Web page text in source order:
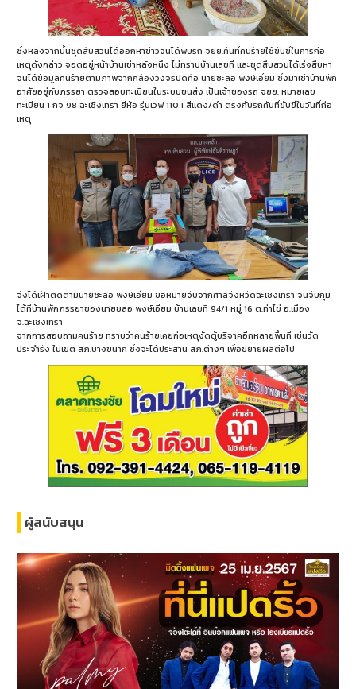
ซึ่งหลังจากนั้นชุดสืบสวนได้ออกหาข่าวจนได้พบรถ จยย.คันที่คนร้ายใช้ขับขี่ในการก่อ
เหตุดังกล่าว จอดอยู่หน้าบ้านเช่าหลังหนึ่ง ไม่ทราบบ้านเลขที่ และชุดสืบสวนได้เร่งสืบหา
จนได้ข้อมูลคนร้ายตามภาพจากกล้องวงจรปิดคือ นายชะลอ พงษ์เอี่ยม ซึ่งมาเช่าบ้านพัก
อาศัยอยู่กับภรรยา ตรวจสอบทะเบียนในระบบขนส่ง เป็นเจ้าของรถ จยย. หมายเลข
ทะเบียน 1 กจ 98 ฉะเชิงเทรา ยี่ห้อ รุ่นเวฟ 110 I สีแดง/ดำ ตรงกับรถคันที่ขับขี่ในวันที่ก่อ
เหตุ
จึงได้เฝ้าติดตามนายชะลอ พงษ์เอี่ยม ขอหมายจับจากศาลจังหวัดฉะเชิงเทรา จนจับกุม
ได้ที่บ้านพักภรรยาของนายชลอ พงษ์เอี่ยม บ้านเลขที่ 94/1 หมู่ 16 ต.ท่าไข่ อ.เมือง
จ.ฉะเชิงเทรา
จากการสอบถามคนร้าย ทราบว่าคนร้ายเคยก่อเหตุงัดตู้บริจาคอีกหลายพื้นที่ เช่นวัด
ประจำรัง ในเขต สภ.บางขนาก ซึ่งจะได้ประสาน สภ.ต่างๆ เพื่อขยายผลต่อไป
ผู้สนับสนุน